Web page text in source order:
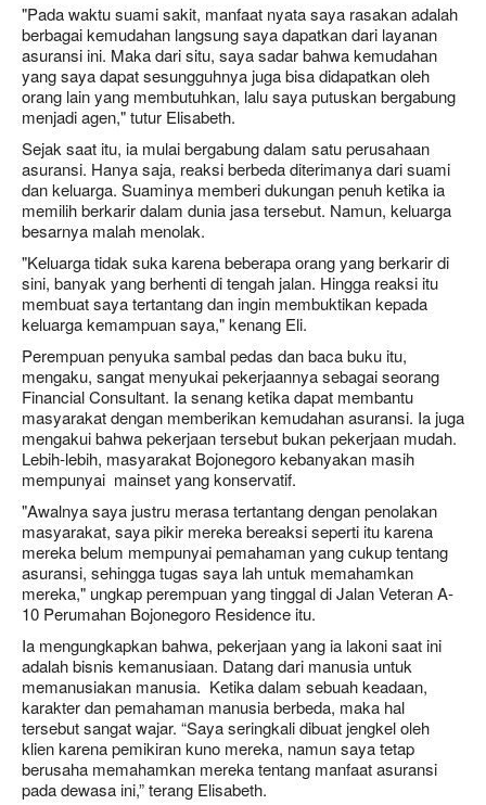
"Pada waktu suami sakit, manfaat nyata saya rasakan adalah
berbagai kemudahan langsung saya dapatkan dari layanan
asuransi ini. Maka dari situ, saya sadar bahwa kemudahan
yang saya dapat sesungguhnya juga bisa didapatkan oleh
orang lain yang membutuhkan, lalu saya putuskan bergabung
menjadi agen," tutur Elisabeth.
Sejak saat itu, ia mulai bergabung dalam satu perusahaan
asuransi. Hanya saja, reaksi berbeda diterimanya dari suami
dan keluarga. Suaminya memberi dukungan penuh ketika ia
memilih berkarir dalam dunia jasa tersebut. Namun, keluarga
besarnya malah menolak.
"Keluarga tidak suka karena beberapa orang yang berkarir di
sini, banyak yang berhenti di tengah jalan. Hingga reaksi itu
membuat saya tertantang dan ingin membuktikan kepada
keluarga kemampuan saya," kenang Eli.
Perempuan penyuka sambal pedas dan baca buku itu,
mengaku, sangat menyukai pekerjaannya sebagai seorang
Financial Consultant. Ia senang ketika dapat membantu
masyarakat dengan memberikan kemudahan asuransi. Ia juga
mengakui bahwa pekerjaan tersebut bukan pekerjaan mudah.
Lebih-lebih, masyarakat Bojonegoro kebanyakan masih
mempunyai mainset yang konservatif.
"Awalnya saya justru merasa tertantang dengan penolakan
masyarakat, saya pikir mereka bereaksi seperti itu karena
mereka belum mempunyai pemahaman yang cukup tentang
asuransi, sehingga tugas saya lah untuk memahamkan
mereka," ungkap perempuan yang tinggal di Jalan Veteran A-
10 Perumahan Bojonegoro Residence itu.
Ia mengungkapkan bahwa, pekerjaan yang ia lakoni saat ini
adalah bisnis kemanusiaan. Datang dari manusia untuk
memanusiakan manusia. Ketika dalam sebuah keadaan,
karakter dan pemahaman manusia berbeda, maka hal
tersebut sangat wajar. “Saya seringkali dibuat jengkel oleh
klien karena pemikiran kuno mereka, namun saya tetap
berusaha memahamkan mereka tentang manfaat asuransi
pada dewasa ini,” terang Elisabeth.